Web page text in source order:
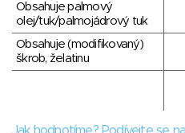
Obsahuje palmový
olej/tuk/palmojádrový tuk
Obsahuje (modifikovaný)
škrob, želatinu